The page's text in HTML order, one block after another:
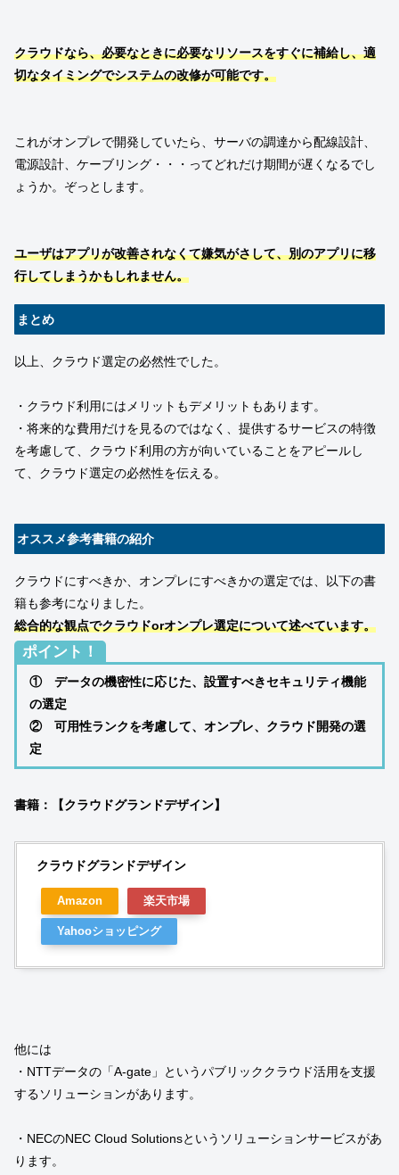
クラウドなら、必要なときに必要なリソースをすぐに補給し、適
切なタイミングでシステムの改修が可能です。
これがオンプレで開発していたら、サーバの調達から配線設計、
電源設計、ケーブリング・・・ってどれだけ期間が遅くなるでし
ょうか。ぞっとします。
ユーザはアプリが改善されなくて嫌気がさして、別のアプリに移
行してしまうかもしれません。
まとめ
以上、クラウド選定の必然性でした。
・クラウド利用にはメリットもデメリットもあります。
・将来的な費用だけを見るのではなく、提供するサービスの特徴
を考慮して、クラウド利用の方が向いていることをアピールし
て、クラウド選定の必然性を伝える。
オススメ参考書籍の紹介
クラウドにすべきか、オンプレにすべきかの選定では、以下の書
籍も参考になりました。
総合的な観点でクラウドorオンプレ選定について述べています。
ポイント！
① データの機密性に応じた、設置すべきセキュリティ機能
の選定
② 可用性ランクを考慮して、オンプレ、クラウド開発の選
定
書籍：【クラウドグランドデザイン】
クラウドグランドデザイン
Amazon 楽天市場
Yahooショッピング
他には
・NTTデータの「A-gate」というパブリッククラウド活用を支援
するソリューションがあります。
・NECのNEC Cloud Solutionsというソリューションサービスがあ
ります。